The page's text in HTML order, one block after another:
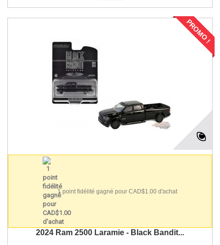
PROMO !
1 point fidélité gagné pour CAD$1.00 d'achat
2024 Ram 2500 Laramie - Black Bandit...